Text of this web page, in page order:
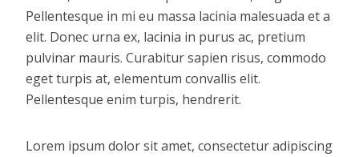
Pellentesque in mi eu massa lacinia malesuada et a
elit. Donec urna ex, lacinia in purus ac, pretium
pulvinar mauris. Curabitur sapien risus, commodo
eget turpis at, elementum convallis elit.
Pellentesque enim turpis, hendrerit.
Lorem ipsum dolor sit amet, consectetur adipiscing